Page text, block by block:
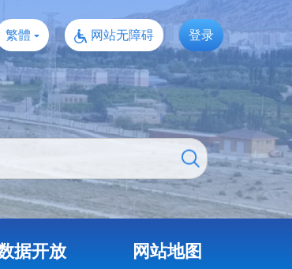
繁體 网站无障碍 登录
据开放 网站地图